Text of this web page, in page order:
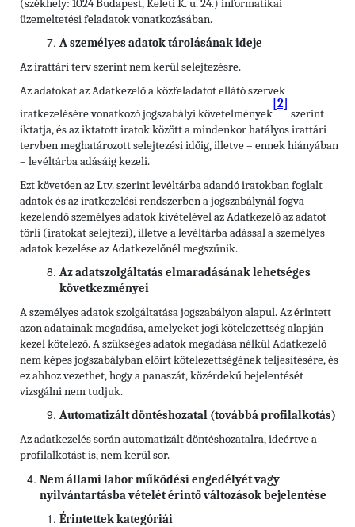
(székhely: 1024 Budapest, Keleti K. u. 24.) informatikai
üzemeltetési feladatok vonatkozásában.
A személyes adatok tárolásának ideje
Az irattári terv szerint nem kerül selejtezésre.
Az adatokat az Adatkezelő a közfeladatot ellátó szervek
iratkezelésére vonatkozó jogszabályi követelmények
[2]
szerint
iktatja, és az iktatott iratok között a mindenkor hatályos irattári
tervben meghatározott selejtezési időig, illetve – ennek hiányában
– levéltárba adásáig kezeli.
Ezt követően az Ltv. szerint levéltárba adandó iratokban foglalt
adatok és az iratkezelési rendszerben a jogszabálynál fogva
kezelendő személyes adatok kivételével az Adatkezelő az adatot
törli (iratokat selejtezi), illetve a levéltárba adással a személyes
adatok kezelése az Adatkezelőnél megszűnik.
Az adatszolgáltatás elmaradásának lehetséges
következményei
A személyes adatok szolgáltatása jogszabályon alapul. Az érintett
azon adatainak megadása, amelyeket jogi kötelezettség alapján
kezel kötelező. A szükséges adatok megadása nélkül Adatkezelő
nem képes jogszabályban előírt kötelezettségének teljesítésére, és
ez ahhoz vezethet, hogy a panaszát, közérdekű bejelentését
vizsgálni nem tudjuk.
Automatizált döntéshozatal (továbbá profilalkotás)
Az adatkezelés során automatizált döntéshozatalra, ideértve a
profilalkotást is, nem kerül sor.
Nem állami labor működési engedélyét vagy
nyilvántartásba vételét érintő változások bejelentése
Érintettek kategóriái